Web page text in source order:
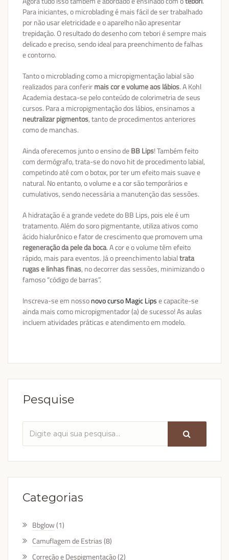
Para iniciantes, o microblading é mais fácil de ser trabalhado
por não usar eletricidade e o aparelho não apresentar
trepidação. O resultado do desenho com tebori é sempre mais
delicado e preciso, sendo ideal para preenchimento de falhas
e contorno.
Tanto o microblading como a micropigmentação labial são
realizados para conferirmais cor e volume aos lábios. A Kohl
Academia destaca-se pelo conteúdo de colorimetria de seus
cursos. Para a micropigmentação dos lábios, ensinamos a
neutralizar pigmentos, tanto de procedimentos anteriores
como de manchas.
Ainda oferecemos junto o ensino deBB Lips! Também feito
com dermógrafo, trata-se do novo hit de procedimento labial,
competindo até com o botox, por ter um efeito mais suave e
natural. No entanto, o volume e a cor são temporários e
cumulativos, sendo necessária a manutenção das sessões.
A hidratação é a grande vedete do BB Lips, pois ele é um
tratamento. Além do soro pigmentante, utiliza ativos como
ácido hialurônico e fator de crescimento que promovem uma
regeneração da pele da boca. A cor e o volume têm efeito
rápido, mais para eventos. Já o preenchimento labialtrata
rugas e linhas finas, no decorrer das sessões, minimizando o
famoso “código de barras”.
Inscreva-se em nossonovo curso Magic Lipse capacite-se
ainda mais como micropigmentador (a) de sucesso! As aulas
incluem atividades práticas e atendimento em modelo.
Pesquise
Categorias
Bbglow(1)
Camuflagem de Estrias(8)
Correção e Despigmentação(2)